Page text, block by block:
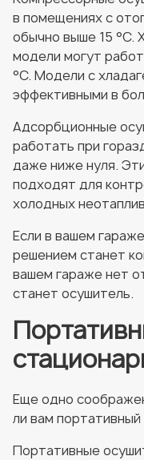
в помещениях с
обычно выше 15 °C.
модели могут
°C. Модели с
эффективными в
Адсорбционные
работать при
даже ниже нуля.
подходят для
холодных
Если в вашем
решением станет
вашем гараже нет
станет осушитель.
Еще одно
ли вам
Портативные